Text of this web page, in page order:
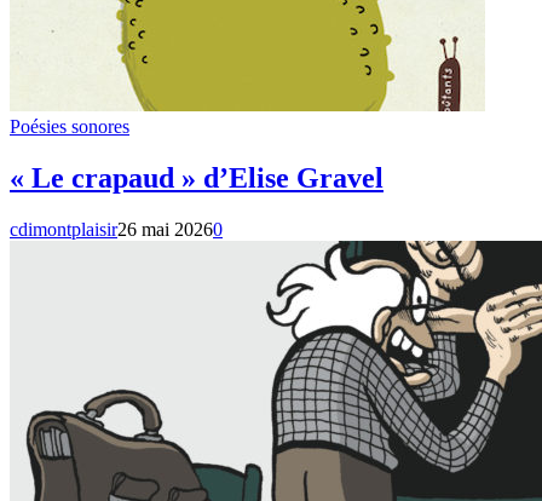
Poésies sonores
« Le crapaud » d’Elise Gravel
cdimontplaisir26 mai 20260